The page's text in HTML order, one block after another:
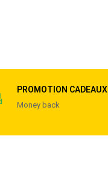
PROMOTION CADEAUX
Money back